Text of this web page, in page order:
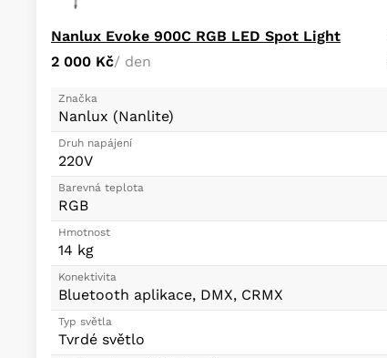
Nanlux Evoke 900C RGB LED Spot Light
2 000 Kč/ den
Značka
Nanlux (Nanlite)
Druh napájení
220V
Barevná teplota
RGB
Hmotnost
14 kg
Konektivita
Bluetooth aplikace, DMX, CRMX
Typ světla
Tvrdé světlo